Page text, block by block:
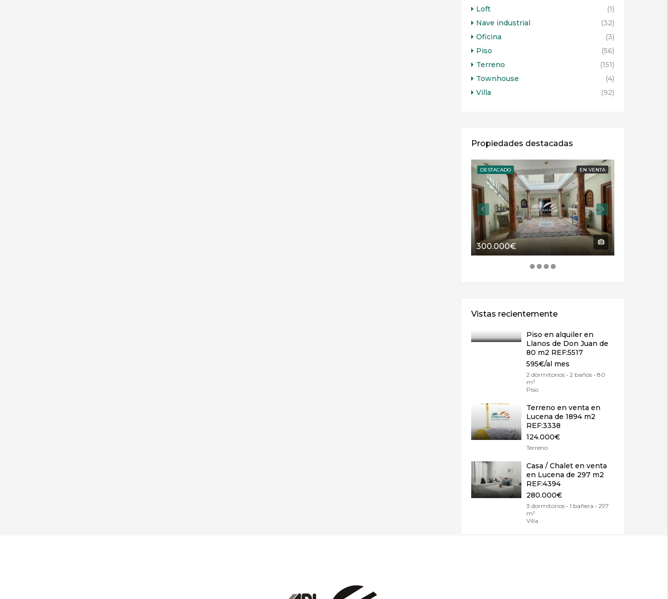
Loft
(1)
Nave industrial
(32)
Oficina
(3)
Piso
(56)
Terreno
(151)
Townhouse
(4)
Villa
(92)
Propiedades destacadas
DESTACADO EN VENTA
300.000€
Vistas recientemente
Piso en alquiler en
Llanos de Don Juan de
80 m2 REF:5517
595€/al mes
2 dormitorios • 2 baños • 80
m²
Piso
Terreno en venta en
Lucena de 1894 m2
REF:3338
124.000€
Terreno
Casa / Chalet en venta
en Lucena de 297 m2
REF:4394
280.000€
3 dormitorios • 1 bañera • 297
m²
Villa